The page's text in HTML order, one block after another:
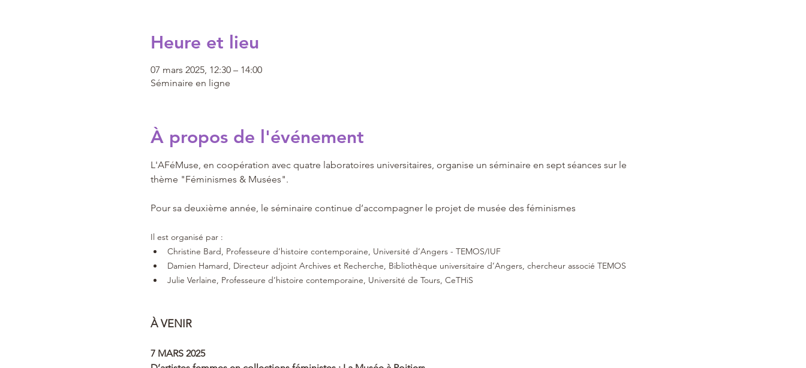
Heure et lieu
07 mars 2025, 12:30 – 14:00
Séminaire en ligne
À propos de l'événement
L'AFéMuse, en coopération avec quatre laboratoires universitaires, organise un séminaire en sept séances sur le
thème "Féminismes & Musées".
Pour sa deuxième année, le séminaire continue d’accompagner le projet de musée des féminismes
Il est organisé par :
Christine Bard, Professeure d’histoire contemporaine, Université d’Angers - TEMOS/IUF
Damien Hamard, Directeur adjoint Archives et Recherche, Bibliothèque universitaire d’Angers, chercheur associé TEMOS
Julie Verlaine, Professeure d’histoire contemporaine, Université de Tours, CeTHiS
À VENIR
7 MARS 2025